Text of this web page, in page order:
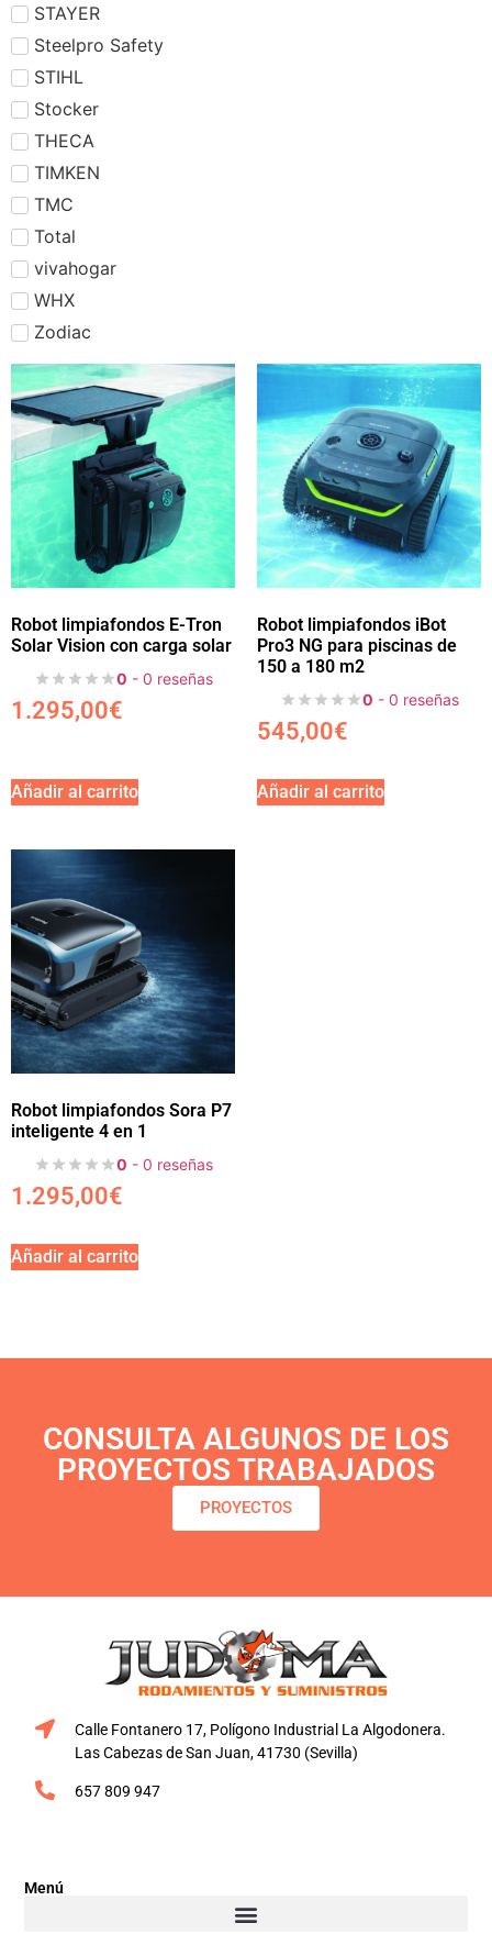
STAYER
Steelpro Safety
STIHL
Stocker
THECA
TIMKEN
TMC
Total
vivahogar
WHX
Zodiac
Robot limpiafondos E-Tron
Solar Vision con carga solar
0 - 0 reseñas
1.295,00€
Añadir al carrito
Robot limpiafondos iBot
Pro3 NG para piscinas de
150 a 180 m2
0 - 0 reseñas
545,00€
Añadir al carrito
Robot limpiafondos Sora P7
inteligente 4 en 1
0 - 0 reseñas
1.295,00€
Añadir al carrito
CONSULTA ALGUNOS DE LOS
PROYECTOS TRABAJADOS
PROYECTOS
Calle Fontanero 17, Polígono Industrial La Algodonera.
Las Cabezas de San Juan, 41730 (Sevilla)
657 809 947
Menú